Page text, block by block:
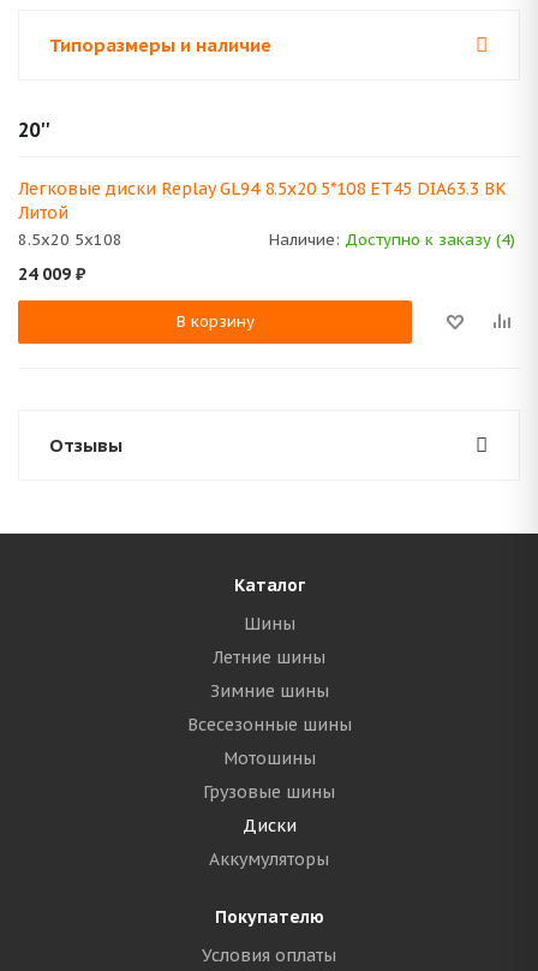
Типоразмеры и наличие
20''
Легковые диски Replay GL94 8.5x20 5*108 ET45 DIA63.3 BK
Литой
8.5x20 5x108 Наличие: Доступно к заказу (4)
24 009 ₽
В корзину
Отзывы
Каталог
Шины
Летние шины
Зимние шины
Всесезонные шины
Мотошины
Грузовые шины
Диски
Аккумуляторы
Покупателю
Условия оплаты